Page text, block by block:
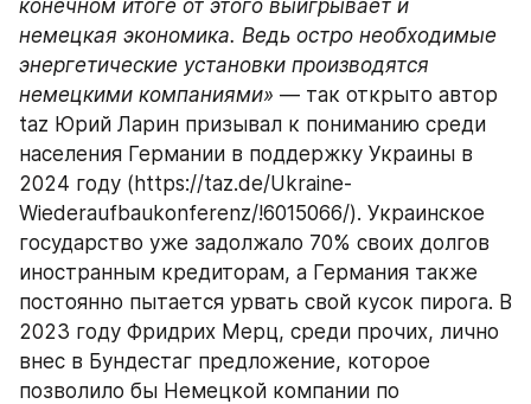
конечном итоге от этого выигрывает и
немецкая экономика. Ведь остро необходимые
энергетические установки производятся
немецкими компаниями» — так открыто автор
taz Юрий Ларин призывал к пониманию среди
населения Германии в поддержку Украины в
2024 году (https://taz.de/Ukraine-
Wiederaufbaukonferenz/!6015066/). Украинское
государство уже задолжало 70% своих долгов
иностранным кредиторам, а Германия также
постоянно пытается урвать свой кусок пирога. В
2023 году Фридрих Мерц, среди прочих, лично
внес в Бундестаг предложение, которое
позволило бы Немецкой компании по